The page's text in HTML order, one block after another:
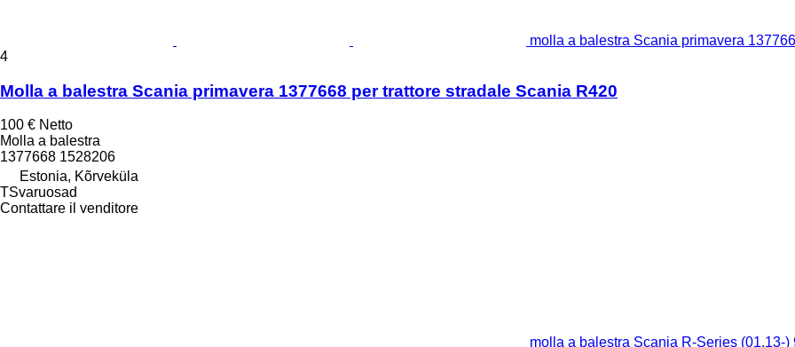
molla a balestra Scania primavera
4
Molla a balestra Scania primavera 1377668 per trattore stradale Scania R420
100 € Netto
Molla a balestra
1377668 1528206
Estonia, Kõrveküla
TSvaruosad
Contattare il venditore
molla a balestra Scania R-Series (01.13-